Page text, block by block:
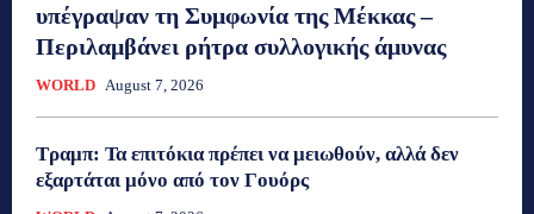
υπέγραψαν τη Συμφωνία της Μέκκας –
Περιλαμβάνει ρήτρα συλλογικής άμυνας
WORLD August 7, 2026
Τραμπ: Τα επιτόκια πρέπει να μειωθούν, αλλά δεν
εξαρτάται μόνο από τον Γουόρς